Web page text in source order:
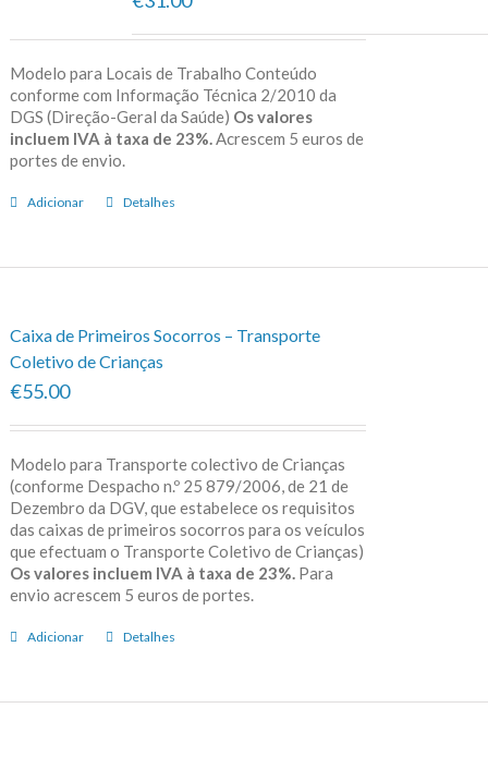
Modelo para Locais de Trabalho Conteúdo
conforme com Informação Técnica 2/2010 da
DGS (Direção-Geral da Saúde) Os valores
incluem IVA à taxa de 23%. Acrescem 5 euros de
portes de envio.
Adicionar Detalhes
Caixa de Primeiros Socorros – Transporte
Coletivo de Crianças
€55.00
Modelo para Transporte colectivo de Crianças
(conforme Despacho n.º 25 879/2006, de 21 de
Dezembro da DGV, que estabelece os requisitos
das caixas de primeiros socorros para os veículos
que efectuam o Transporte Coletivo de Crianças)
Os valores incluem IVA à taxa de 23%. Para
envio acrescem 5 euros de portes.
Adicionar Detalhes